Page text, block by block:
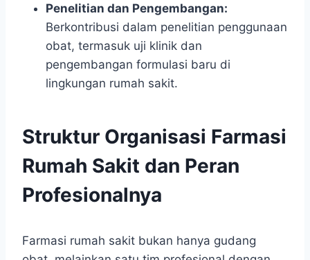
Penelitian dan Pengembangan:
Berkontribusi dalam penelitian penggunaan
obat, termasuk uji klinik dan
pengembangan formulasi baru di
lingkungan rumah sakit.
Struktur Organisasi Farmasi
Rumah Sakit dan Peran
Profesionalnya
Farmasi rumah sakit bukan hanya gudang